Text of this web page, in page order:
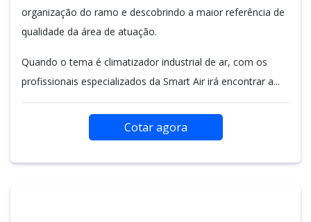
organização do ramo e descobrindo a maior referência de
qualidade da área de atuação.
Quando o tema é climatizador industrial de ar, com os
profissionais especializados da Smart Air irá encontrar a...
Cotar agora